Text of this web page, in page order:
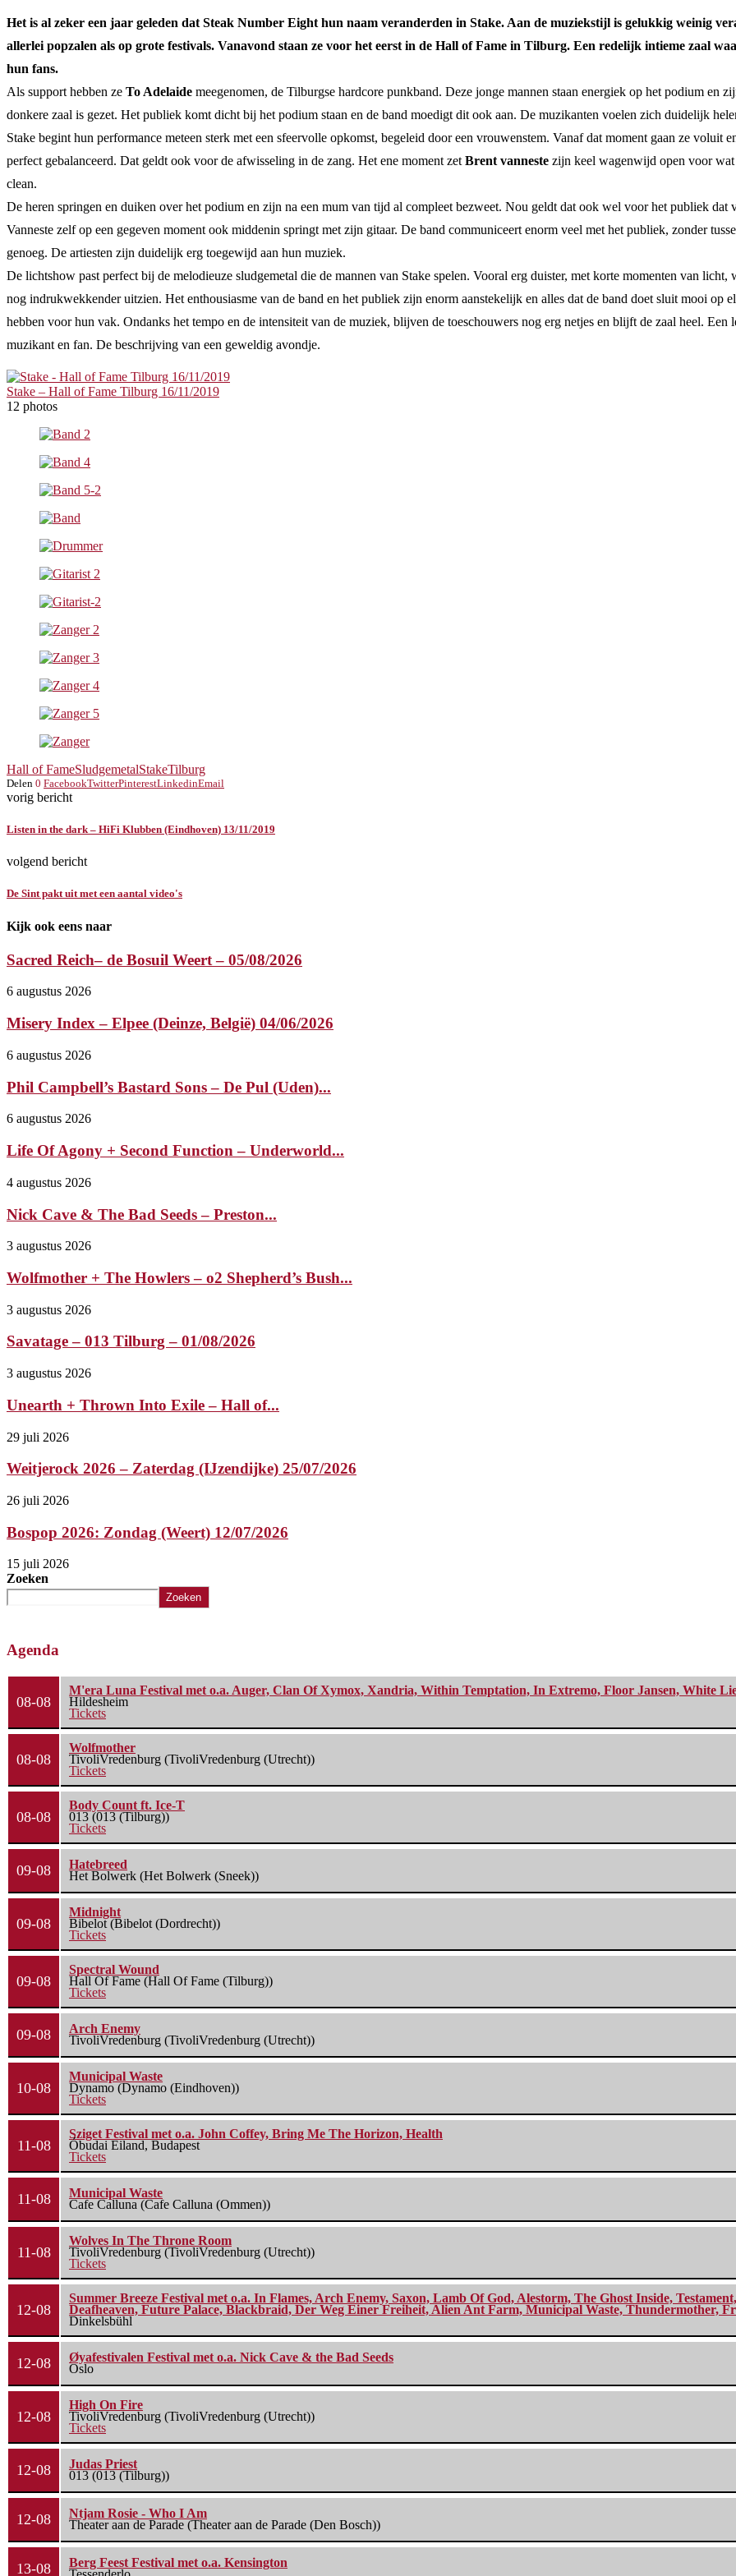
Het is al zeker een jaar geleden dat Steak Number Eight hun naam veranderden in Stake. Aan de muziekstijl is gelukkig weinig
allerlei popzalen als op grote festivals. Vanavond staan ze voor het eerst in de Hall of Fame in Tilburg. Een redelijk intieme zaal
hun fans.
Als support hebben ze To Adelaide meegenomen, de Tilburgse hardcore punkband. Deze jonge mannen staan energiek op het podium en
donkere zaal is gezet. Het publiek komt dicht bij het podium staan en de band moedigt dit ook aan. De muzikanten voelen zich duidelijk
Stake begint hun performance meteen sterk met een sfeervolle opkomst, begeleid door een vrouwenstem. Vanaf dat moment gaan ze voluit
perfect gebalanceerd. Dat geldt ook voor de afwisseling in de zang. Het ene moment zet Brent vanneste zijn keel wagenwijd open voor
clean.
De heren springen en duiken over het podium en zijn na een mum van tijd al compleet bezweet. Nou geldt dat ook wel voor het publiek
Vanneste zelf op een gegeven moment ook middenin springt met zijn gitaar. De band communiceert enorm veel met het publiek, zonder
genoeg. De artiesten zijn duidelijk erg toegewijd aan hun muziek.
De lichtshow past perfect bij de melodieuze sludgemetal die de mannen van Stake spelen. Vooral erg duister, met korte momenten van
nog indrukwekkender uitzien. Het enthousiasme van de band en het publiek zijn enorm aanstekelijk en alles dat de band doet sluit mooi op
hebben voor hun vak. Ondanks het tempo en de intensiteit van de muziek, blijven de toeschouwers nog erg netjes en blijft de zaal heel. Een
muzikant en fan. De beschrijving van een geweldig avondje.
Stake – Hall of Fame Tilburg 16/11/2019
12 photos
Hall of FameSludgemetalStakeTilburg
Delen 0 FacebookTwitterPinterestLinkedinEmail
vorig bericht
Listen in the dark – HiFi Klubben (Eindhoven) 13/11/2019
volgend bericht
De Sint pakt uit met een aantal video's
Kijk ook eens naar
Sacred Reich– de Bosuil Weert – 05/08/2026
6 augustus 2026
Misery Index – Elpee (Deinze, België) 04/06/2026
6 augustus 2026
Phil Campbell’s Bastard Sons – De Pul (Uden)...
6 augustus 2026
Life Of Agony + Second Function – Underworld...
4 augustus 2026
Nick Cave & The Bad Seeds – Preston...
3 augustus 2026
Wolfmother + The Howlers – o2 Shepherd’s Bush...
3 augustus 2026
Savatage – 013 Tilburg – 01/08/2026
3 augustus 2026
Unearth + Thrown Into Exile – Hall of...
29 juli 2026
Weitjerock 2026 – Zaterdag (IJzendijke) 25/07/2026
26 juli 2026
Bospop 2026: Zondag (Weert) 12/07/2026
15 juli 2026
Zoeken
Zoeken
Agenda
08-08
M'era Luna Festival met o.a. Auger, Clan Of Xymox, Xandria, Within Temptation, In Extremo, Floor Jansen, White
Hildesheim
Tickets
08-08
Wolfmother
TivoliVredenburg (TivoliVredenburg (Utrecht))
Tickets
08-08
Body Count ft. Ice-T
013 (013 (Tilburg))
Tickets
09-08
Hatebreed
Het Bolwerk (Het Bolwerk (Sneek))
09-08
Midnight
Bibelot (Bibelot (Dordrecht))
Tickets
09-08
Spectral Wound
Hall Of Fame (Hall Of Fame (Tilburg))
Tickets
09-08
Arch Enemy
TivoliVredenburg (TivoliVredenburg (Utrecht))
10-08
Municipal Waste
Dynamo (Dynamo (Eindhoven))
Tickets
11-08
Sziget Festival met o.a. John Coffey, Bring Me The Horizon, Health
Óbudai Eiland, Budapest
Tickets
11-08
Municipal Waste
Cafe Calluna (Cafe Calluna (Ommen))
11-08
Wolves In The Throne Room
TivoliVredenburg (TivoliVredenburg (Utrecht))
Tickets
12-08
Summer Breeze Festival met o.a. In Flames, Arch Enemy, Saxon, Lamb Of God, Alestorm, The Ghost Inside,
Deafheaven, Future Palace, Blackbraid, Der Weg Einer Freiheit, Alien Ant Farm, Municipal Waste, Thundermother,
Dinkelsbühl
12-08
Øyafestivalen Festival met o.a. Nick Cave & the Bad Seeds
Oslo
12-08
High On Fire
TivoliVredenburg (TivoliVredenburg (Utrecht))
Tickets
12-08
Judas Priest
013 (013 (Tilburg))
12-08
Ntjam Rosie - Who I Am
Theater aan de Parade (Theater aan de Parade (Den Bosch))
13-08
Berg Feest Festival met o.a. Kensington